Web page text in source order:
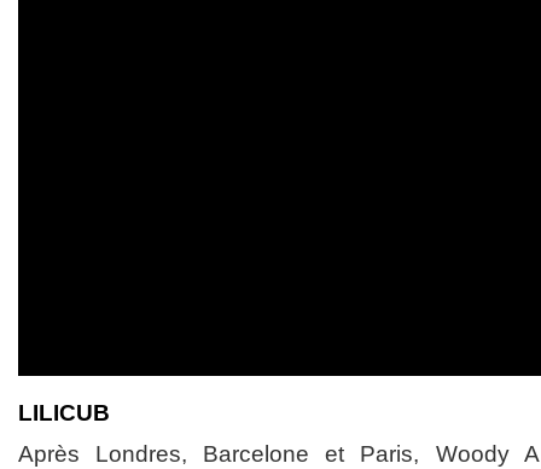
LILICUB
Après Londres, Barcelone et Paris, Woody